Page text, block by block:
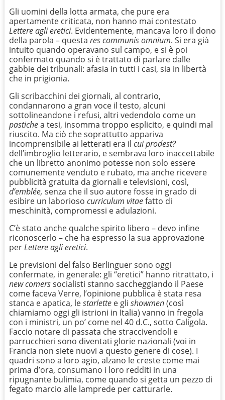
Gli uomini della lotta armata, che pure era
apertamente criticata, non hanno mai contestato
Lettere agli eretici. Evidentemente, mancava loro il dono
della parola – questa res communis omnium. Si era già
intuito quando operavano sul campo, e si è poi
confermato quando si è trattato di parlare dalle
gabbie dei tribunali: afasia in tutti i casi, sia in libertà
che in prigionia.
Gli scribacchini dei giornali, al contrario,
condannarono a gran voce il testo, alcuni
sottolineandone i refusi, altri vedendolo come un
pastichea tesi, insomma troppo esplicito, e quindi mal
riuscito. Ma ciò che soprattutto appariva
incomprensibile ai letterati era il cui prodest?
dell’imbroglio letterario, e sembrava loro inaccettabile
che un libretto anonimo potesse non solo essere
comunemente venduto e rubato, ma anche ricevere
pubblicità gratuita da giornali e televisioni, così,
d’emblée, senza che il suo autore fosse in grado di
esibire un laborioso curriculum vitaefatto di
meschinità, compromessi e adulazioni.
C’è stato anche qualche spirito libero – devo infine
riconoscerlo – che ha espresso la sua approvazione
perLettere agli eretici.
Le previsioni del falso Berlinguer sono oggi
confermate, in generale: gli “eretici” hanno ritrattato, i
new comerssocialisti stanno saccheggiando il Paese
come faceva Verre, l’opinione pubblica è stata resa
stanca e apatica, lestarlettee gli showmen(così
chiamiamo oggi gli istrioni in Italia) vanno in fregola
con i ministri, un po’ come nel 40 d.C., sotto Caligola.
Faccio notare di passata che straccivendoli e
parrucchieri sono diventati glorie nazionali (voi in
Francia non siete nuovi a questo genere di cose). I
quadri sono a loro agio, alzano le creste come mai
prima d’ora, consumano i loro redditi in una
ripugnante bulimia, come quando si getta un pezzo di
fegato marcio alle lamprede per catturarle.